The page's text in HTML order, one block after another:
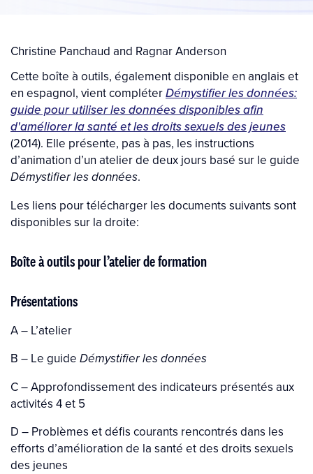
Author(s)
Christine Panchaud and Ragnar Anderson
Cette boîte à outils, également disponible en anglais et
en espagnol, vient compléterDémystifier les données:
guide pour utiliser les données disponibles afin
d'améliorer la santé et les droits sexuels des jeunes
(2014). Elle présente, pas à pas, les instructions
d’animation d’un atelier de deux jours basé sur le guide
Démystifier les données.
Les liens pour télécharger les documents suivants sont
disponibles sur la droite:
Boîte à outils pour l’atelier de formation
Présentations
A – L’atelier
B – Le guide Démystifier les données
C – Approfondissement des indicateurs présentés aux
activités 4 et 5
D – Problèmes et défis courants rencontrés dans les
efforts d’amélioration de la santé et des droits sexuels
des jeunes